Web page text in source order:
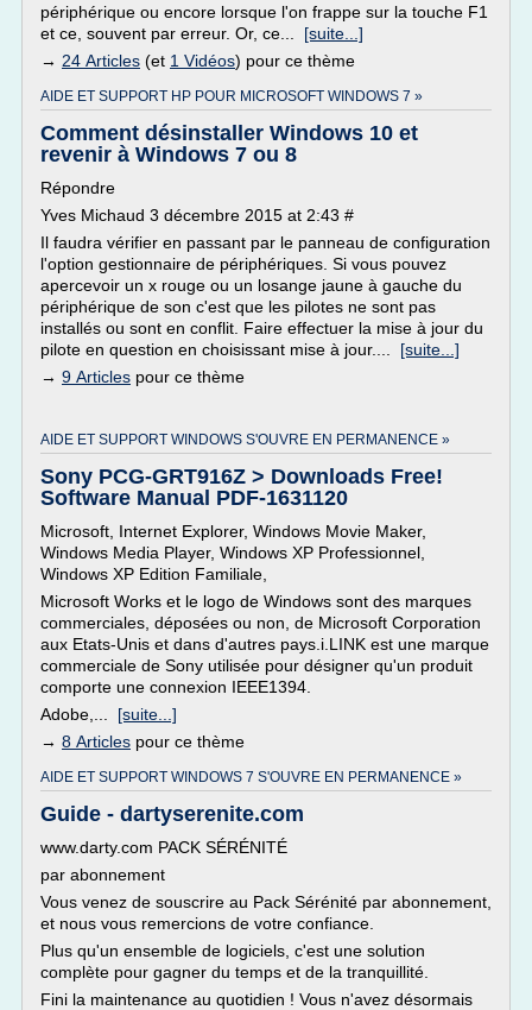
périphérique ou encore lorsque l'on frappe sur la touche F1
et ce, souvent par erreur. Or, ce... [suite...]
→ 24 Articles (et 1 Vidéos) pour ce thème
AIDE ET SUPPORT HP POUR MICROSOFT WINDOWS 7 »
Comment désinstaller Windows 10 et
revenir à Windows 7 ou 8
Répondre
Yves Michaud 3 décembre 2015 at 2:43 #
Il faudra vérifier en passant par le panneau de configuration
l'option gestionnaire de périphériques. Si vous pouvez
apercevoir un x rouge ou un losange jaune à gauche du
périphérique de son c'est que les pilotes ne sont pas
installés ou sont en conflit. Faire effectuer la mise à jour du
pilote en question en choisissant mise à jour.... [suite...]
→ 9 Articles pour ce thème
AIDE ET SUPPORT WINDOWS S'OUVRE EN PERMANENCE »
Sony PCG-GRT916Z > Downloads Free!
Software Manual PDF-1631120
Microsoft, Internet Explorer, Windows Movie Maker,
Windows Media Player, Windows XP Professionnel,
Windows XP Edition Familiale,
Microsoft Works et le logo de Windows sont des marques
commerciales, déposées ou non, de Microsoft Corporation
aux Etats-Unis et dans d'autres pays.i.LINK est une marque
commerciale de Sony utilisée pour désigner qu'un produit
comporte une connexion IEEE1394.
Adobe,... [suite...]
→ 8 Articles pour ce thème
AIDE ET SUPPORT WINDOWS 7 S'OUVRE EN PERMANENCE »
Guide - dartyserenite.com
www.darty.com PACK SÉRÉNITÉ
par abonnement
Vous venez de souscrire au Pack Sérénité par abonnement,
et nous vous remercions de votre confiance.
Plus qu'un ensemble de logiciels, c'est une solution
complète pour gagner du temps et de la tranquillité.
Fini la maintenance au quotidien ! Vous n'avez désormais